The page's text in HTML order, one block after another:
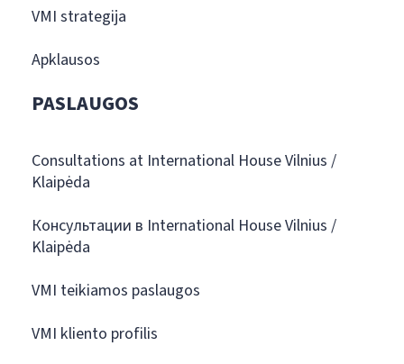
VMI strategija
Apklausos
PASLAUGOS
Consultations at International House Vilnius /
Klaipėda
Консультации в International House Vilnius /
Klaipėda
VMI teikiamos paslaugos
VMI kliento profilis